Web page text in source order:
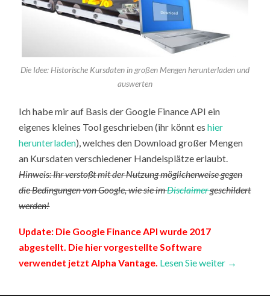
Die Idee: Historische Kursdaten in großen Mengen herunterladen und
auswerten
Ich habe mir auf Basis der Google Finance API ein
eigenes kleines Tool geschrieben (ihr könnt eshier
herunterladen), welches den Download großer Mengen
an Kursdaten verschiedener Handelsplätze erlaubt.
Hinweis: Ihr verstoßt mit der Nutzung möglicherweise gegen
die Bedingungen von Google, wie sie imDisclaimergeschildert
werden!
Update: Die Google Finance API wurde 2017
abgestellt. Die hier vorgestellte Software
verwendet jetztAlpha Vantage. Lesen Sie weiter →